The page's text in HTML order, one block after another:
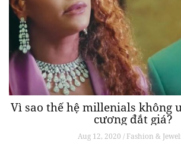
Vì sao thế hệ millenials không
cương đắt giá?
Aug 12, 2020 / Fashion &